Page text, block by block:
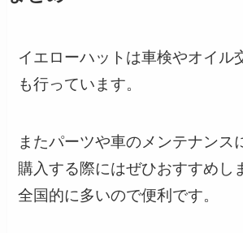
イエローハットは車検やオイル
も行っています。
またパーツや車のメンテナンス
購入する際にはぜひおすすめし
全国的に多いので便利です。